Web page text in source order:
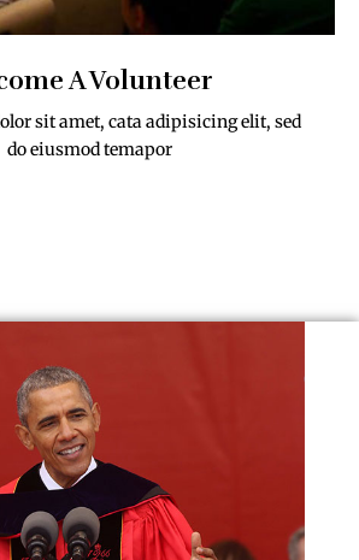
A Volunteer
sit amet, cata adipisicing elit, sed
do eiusmod temapor